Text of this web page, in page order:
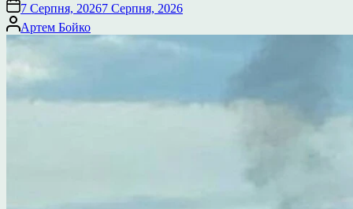
7 Серпня, 20267 Серпня, 2026
Опубліковано
Артем Бойко